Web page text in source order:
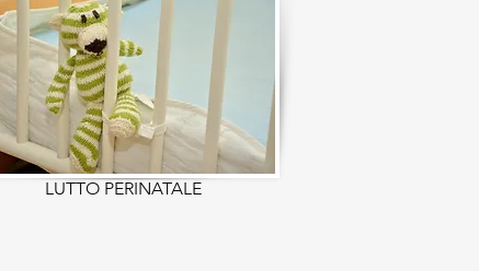
LUTTO PERINATALE